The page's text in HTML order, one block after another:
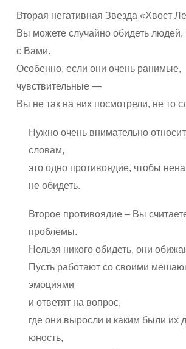
Вторая негативная Звезда «Хвост
Вы можете случайно обидеть
с Вами.
Особенно, если они очень ранимые,
чувствительные —
Вы не так на них посмотрели, не то
Нужно очень внимательно
словам,
это одно противоядие, чтобы
не обидеть.
Второе противоядие – Вы
проблемы.
Нельзя никого обидеть, они
Пусть работают со своими
эмоциями
и ответят на вопрос,
где они выросли и каким были их
юность,